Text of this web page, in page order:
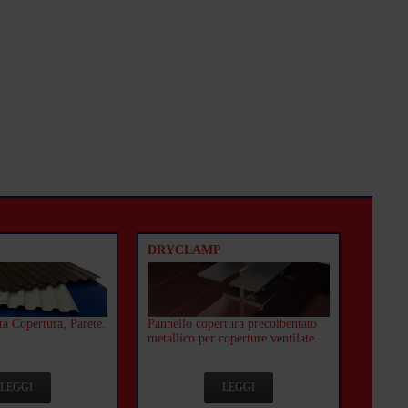
Copertura, Parete.
LEGGI
DRYCLAMP
Pannello copertura precoibentato
metallico per coperture ventilate.
LEGGI